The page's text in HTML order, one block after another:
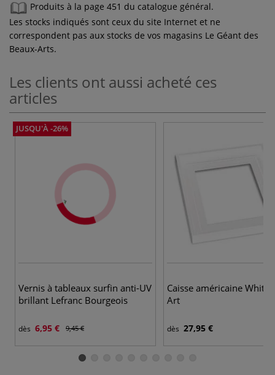
Produits à la page 451 du catalogue général.
Les stocks indiqués sont ceux du site Internet et ne
correspondent pas aux stocks de vos magasins Le Géant des
Beaux-Arts.
Les clients ont aussi acheté ces
articles
JUSQU'À -26%
Vernis à tableaux surfin anti-UV
brillant Lefranc Bourgeois
dès 6,95 € 9,45 €
Caisse américaine White
Art
dès 27,95 €